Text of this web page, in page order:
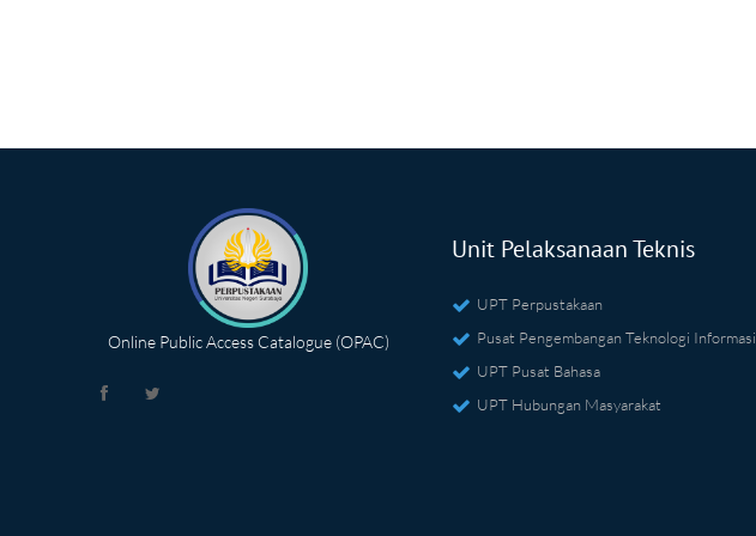
Online Public Access Catalogue (OPAC)
Unit Pelaksanaan Teknis
UPT Perpustakaan
Pusat Pengembangan Teknologi Informasi
UPT Pusat Bahasa
UPT Hubungan Masyarakat